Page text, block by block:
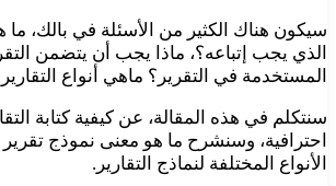
سيكون هناك الكثير من الأسئلة في بالك، ما
الذي يجب إتباعه؟، ماذا يجب أن يتضمن
المستخدمة في التقرير؟ ماهي أنواع
سنتكلم في هذه المقالة، عن كيفية كتابة
احترافية، وسنشرح ما هو معنى نموذج
الأنواع المختلفة لنماذج التقارير.